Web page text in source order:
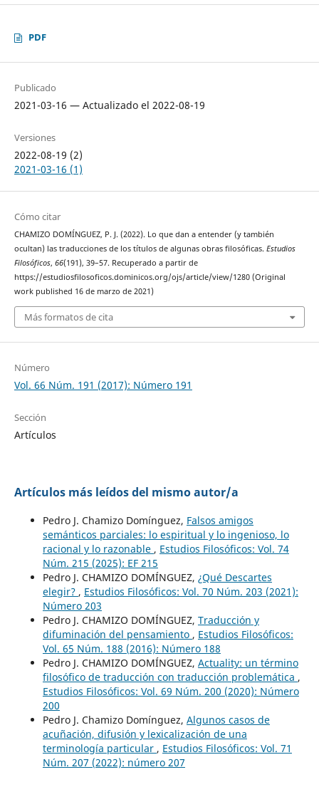
PDF
Publicado
2021-03-16 — Actualizado el 2022-08-19
Versiones
2022-08-19 (2)
2021-03-16 (1)
Cómo citar
CHAMIZO DOMÍNGUEZ, P. J. (2022). Lo que dan a entender (y también
ocultan) las traducciones de los títulos de algunas obras filosóficas. Estudios
Filosóficos, 66(191), 39–57. Recuperado a partir de
https://estudiosfilosoficos.dominicos.org/ojs/article/view/1280 (Original
work published 16 de marzo de 2021)
Más formatos de cita
Número
Vol. 66 Núm. 191 (2017): Número 191
Sección
Artículos
Artículos más leídos del mismo autor/a
Pedro J. Chamizo Domínguez, Falsos amigos
semánticos parciales: lo espiritual y lo ingenioso, lo
racional y lo razonable , Estudios Filosóficos: Vol. 74
Núm. 215 (2025): EF 215
Pedro J. CHAMIZO DOMÍNGUEZ, ¿Qué Descartes
elegir? , Estudios Filosóficos: Vol. 70 Núm. 203 (2021):
Número 203
Pedro J. CHAMIZO DOMÍNGUEZ, Traducción y
difuminación del pensamiento , Estudios Filosóficos:
Vol. 65 Núm. 188 (2016): Número 188
Pedro J. CHAMIZO DOMÍNGUEZ, Actuality: un término
filosófico de traducción con traducción problemática ,
Estudios Filosóficos: Vol. 69 Núm. 200 (2020): Número
200
Pedro J. Chamizo Domínguez, Algunos casos de
acuñación, difusión y lexicalización de una
terminología particular , Estudios Filosóficos: Vol. 71
Núm. 207 (2022): número 207